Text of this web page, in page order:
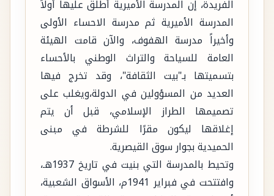
الفريدة، إن المدرسة الأميرية أطلق عليها أولاً
المدرسة الأميرية ثم مدرسة الاحساء الأولى
وأخيراً مدرسة الهفوف، والآن قامت الهيئة
العامة للسياحة والتراث الوطني بالأحساء
بتسميتها بـ"بيت الثقافة"، وقد تخرج فيها
العديد من المسؤولين في الدولة،ويغلب على
تصميمها الطراز الإسلامي، قبل أن يتم
إغلاقها ليكون مقرًا للشرطة في مبنى
الحميدية بجوار سوق القيصرية.
وتحيط بالمدرسة التي بنيت في تاريخ 1937هـ،
وافتتحت في فبراير 1941م، الأسواق الشعبية،